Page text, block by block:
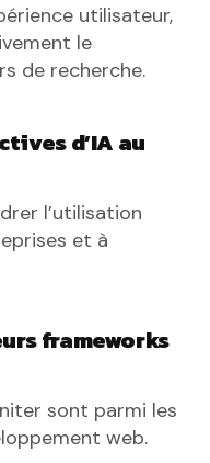
utilisateur,
le
de recherche.
d’IA au
l’utilisation
et à
frameworks
sont parmi les
web.